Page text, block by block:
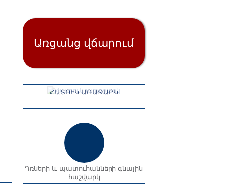
ՀԱՏՈՒԿ ԱՌԱՋԱՐԿ
Դռների և պատուհանների գնային
հաշվարկ